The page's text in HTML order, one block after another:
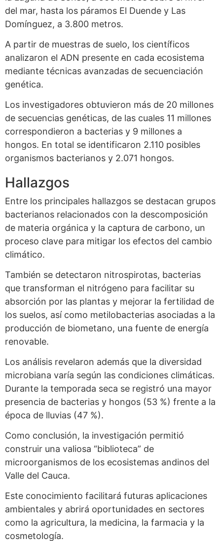
del mar, hasta los páramos El Duende y Las
Domínguez, a 3.800 metros.
A partir de muestras de suelo, los científicos
analizaron el ADN presente en cada ecosistema
mediante técnicas avanzadas de secuenciación
genética.
Los investigadores obtuvieron más de 20 millones
de secuencias genéticas, de las cuales 11 millones
correspondieron a bacterias y 9 millones a
hongos. En total se identificaron 2.110 posibles
organismos bacterianos y 2.071 hongos.
Hallazgos
Entre los principales hallazgos se destacan grupos
bacterianos relacionados con la descomposición
de materia orgánica y la captura de carbono, un
proceso clave para mitigar los efectos del cambio
climático.
También se detectaron nitrospirotas, bacterias
que transforman el nitrógeno para facilitar su
absorción por las plantas y mejorar la fertilidad de
los suelos, así como metilobacterias asociadas a la
producción de biometano, una fuente de energía
renovable.
Los análisis revelaron además que la diversidad
microbiana varía según las condiciones climáticas.
Durante la temporada seca se registró una mayor
presencia de bacterias y hongos (53 %) frente a la
época de lluvias (47 %).
Como conclusión, la investigación permitió
construir una valiosa “biblioteca” de
microorganismos de los ecosistemas andinos del
Valle del Cauca.
Este conocimiento facilitará futuras aplicaciones
ambientales y abrirá oportunidades en sectores
como la agricultura, la medicina, la farmacia y la
cosmetología.